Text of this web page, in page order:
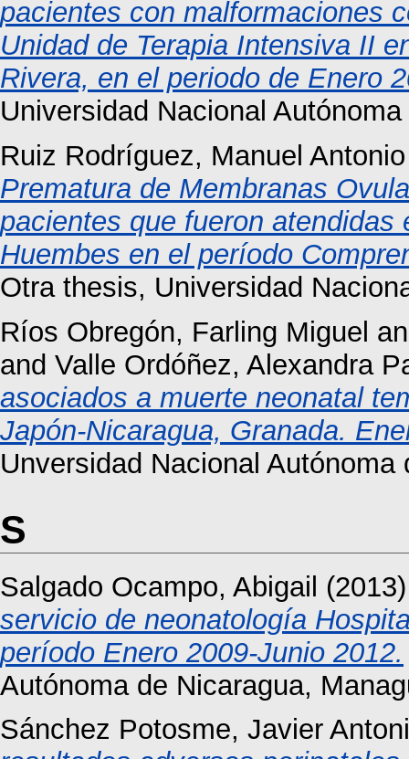
pacientes con malformaciones
Unidad de Terapia Intensiva II
Rivera, en el periodo de Enero
Universidad Nacional
Ruiz Rodríguez, Manuel Antonio
Prematura de Membranas
pacientes que fueron
Huembes en el período
Otra thesis, Universidad
Ríos Obregón, Farling Miguel
and Valle Ordóñez, Alexandra
asociados a muerte neonatal
Japón-Nicaragua, Granada.
Unversidad Nacional
S
Salgado Ocampo, Abigail
servicio de neonatología
período Enero 2009-Junio 2012.
Autónoma de Nicaragua,
Sánchez Potosme, Javier